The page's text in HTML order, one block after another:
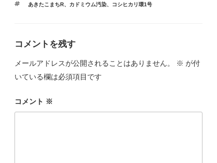
ゴ
タ
あきたこまちR、 カドミウム汚染、 コシヒカリ環1号
コメントを残す
メールアドレスが公開されることはありません。 ※ が付
いている欄は必須項目です
コメント ※